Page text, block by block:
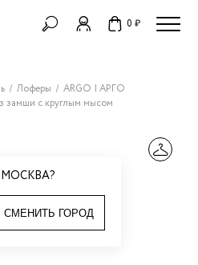
0 ₽
СМЕНИТЬ ГОРОД
Лоферы
ARGO | АРГО
замши с круглым мысом